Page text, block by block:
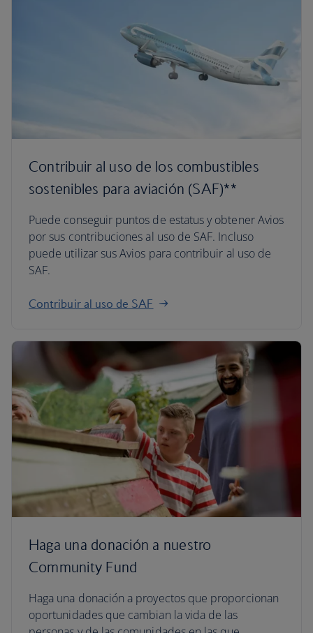
Contribuir al uso de los combustibles
sostenibles para aviación (SAF)**
Puede conseguir puntos de estatus y obtener Avios
por sus contribuciones al uso de SAF. Incluso
puede utilizar sus Avios para contribuir al uso de
SAF.
Contribuir al uso de SAF
Haga una donación a nuestro
Community Fund
Haga una donación a proyectos que proporcionan
oportunidades que cambian la vida de las